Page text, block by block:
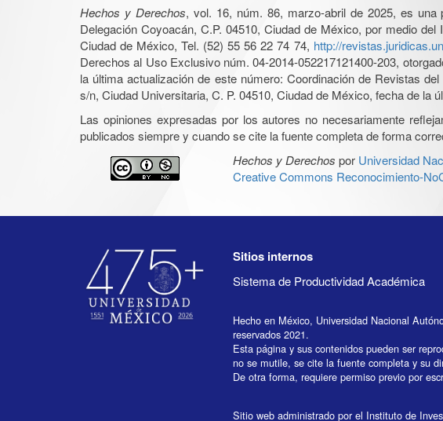
Hechos y Derechos, vol. 16, núm. 86, marzo-abril de 2025, es una
Delegación Coyoacán, C.P. 04510, Ciudad de México, por medio
Ciudad de México, Tel. (52) 55 56 22 74 74, http://
Derechos al Uso Exclusivo núm. 04-2014-052217121400-203,
la última actualización de este número: Coordinación de Revistas
s/n, Ciudad Universitaria, C. P. 04510, Ciudad de México, fecha de la
Las opiniones expresadas por los autores no necesariamente
publicados siempre y cuando se cite la fuente completa de forma
Hechos y Derechos por Universidad
Creative Commons Reconocimiento-
Sitios internos
Sistema de Productividad Académica
Hecho en México, Universidad Nacional
reservados 2021.
Esta página y sus contenidos pueden ser
no se mutile, se cite la fuente completa y su
De otra forma, requiere permiso previo por
Sitio web administrado por el Instituto de